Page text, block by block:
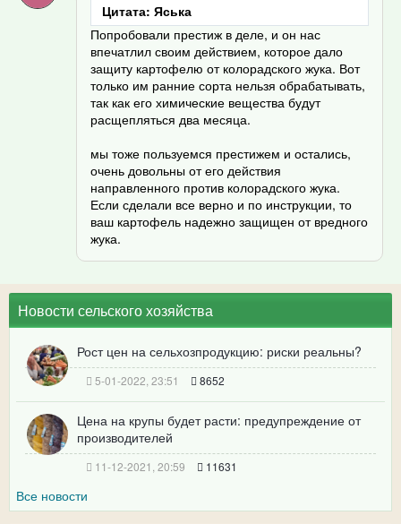
Цитата: Яська
Попробовали престиж в деле, и он нас
впечатлил своим действием, которое дало
защиту картофелю от колорадского жука. Вот
только им ранние сорта нельзя обрабатывать,
так как его химические вещества будут
расщепляться два месяца.
мы тоже пользуемся престижем и остались,
очень довольны от его действия
направленного против колорадского жука.
Если сделали все верно и по инструкции, то
ваш картофель надежно защищен от вредного
жука.
Новости сельского хозяйства
Рост цен на сельхозпродукцию: риски реальны?
5-01-2022, 23:51 8652
Цена на крупы будет расти: предупреждение от
производителей
11-12-2021, 20:59 11631
Все новости